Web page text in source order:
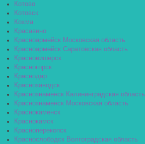
Котово
Котовск
Кохма
Красавино
Красноармейск Московская область
Красноармейск Саратовская область
Красновишерск
Красногорск
Краснодар
Краснозаводск
Краснознаменск Калининградская область
Краснознаменск Московская область
Краснокаменск
Краснокамск
Красноперекопск
Краснослободск Волгоградская область